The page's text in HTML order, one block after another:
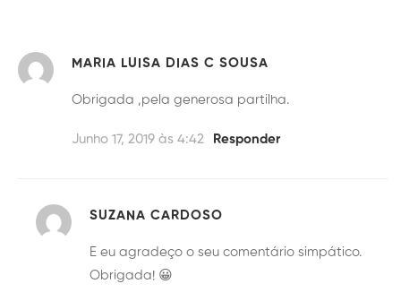
MARIA LUISA DIAS C SOUSA
Obrigada ,pela generosa partilha.
Junho 17, 2019 às 4:42 Responder
SUZANA CARDOSO
E eu agradeço o seu comentário simpático.
Obrigada! 😀